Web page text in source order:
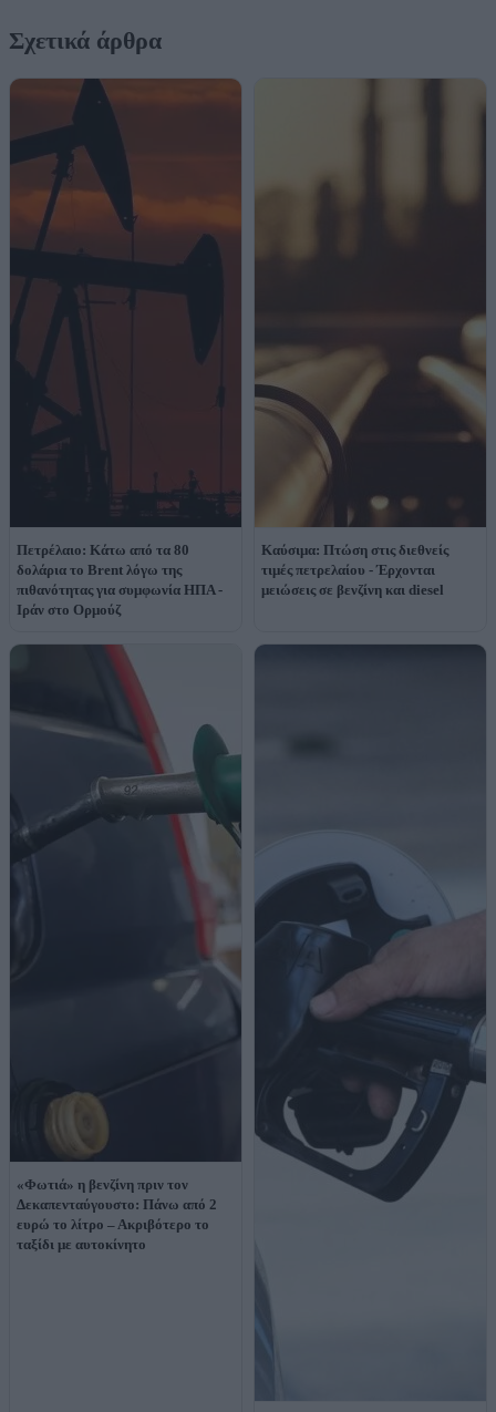
Σχετικά άρθρα
Πετρέλαιο: Κάτω από τα 80
δολάρια το Brent λόγω της
πιθανότητας για συμφωνία ΗΠΑ -
Ιράν στο Ορμούζ
Καύσιμα: Πτώση στις διεθνείς
τιμές πετρελαίου - Έρχονται
μειώσεις σε βενζίνη και diesel
«Φωτιά» η βενζίνη πριν τον
Δεκαπενταύγουστο: Πάνω από 2
ευρώ το λίτρο – Ακριβότερο το
ταξίδι με αυτοκίνητο